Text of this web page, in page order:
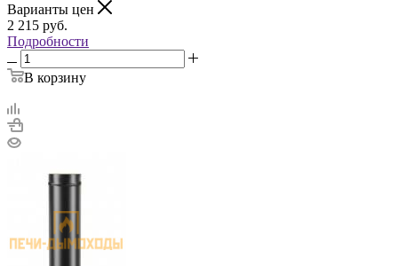
Варианты цен
2 215 руб.
Подробности
В корзину